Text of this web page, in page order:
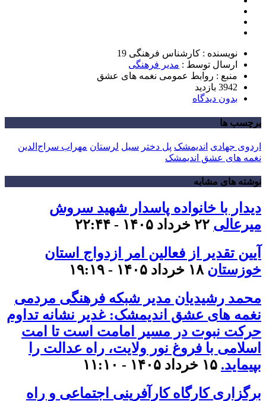
نویسنده : کارشناس فرهنگی 19
ارسال توسط : مدیر فرهنگی
منبع : روابط عمومی نغمه های عشق
3942 بازدید
بدون دیدگاه
برچسب ها
اردوی جهادی اندیمشک پل دختر سیل لرستان مهراب سراج‌الدین
نغمه های عشق اندیمشک
نوشته های مشابه
دیدار با خانواده پاسدار شهید سروش
میرعالی ۲۲ خرداد ۱۴۰۵ - ۲۲:۴۴
آیین تقدیر از فعالین امر ازدواج استان
خوزستان ۱۸ خرداد ۱۴۰۵ - ۱۹:۱۹
محمد رشیدیان مدیر شبکه فرهنگی مردمی
نغمه های عشق اندیمشک: غدیر نشانه تداوم
حرکت نبوت در مسیر امامت است تا امت
اسلامی با فروغ نور ولایت، راه عدالت را
بپیماید. ۱۵ خرداد ۱۴۰۵ - ۱۱:۱۰
برگزاری کارگاه کارآفرینی اجتماعی و راه